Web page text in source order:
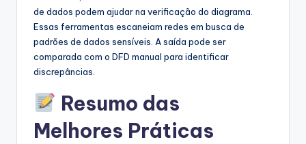
de dados podem ajudar na verificação do diagrama.
Essas ferramentas escaneiam redes em busca de
padrões de dados sensíveis. A saída pode ser
comparada com o DFD manual para identificar
discrepâncias.
Resumo das
Melhores Práticas